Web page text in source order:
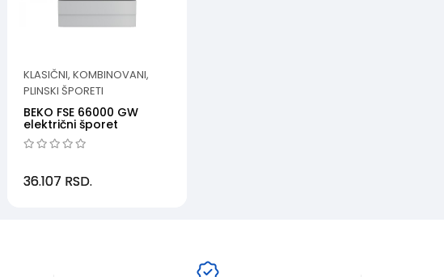
KLASIČNI, KOMBINOVANI,
PLINSKI ŠPORETI
BEKO FSE 66000 GW
električni šporet
36.107 RSD.